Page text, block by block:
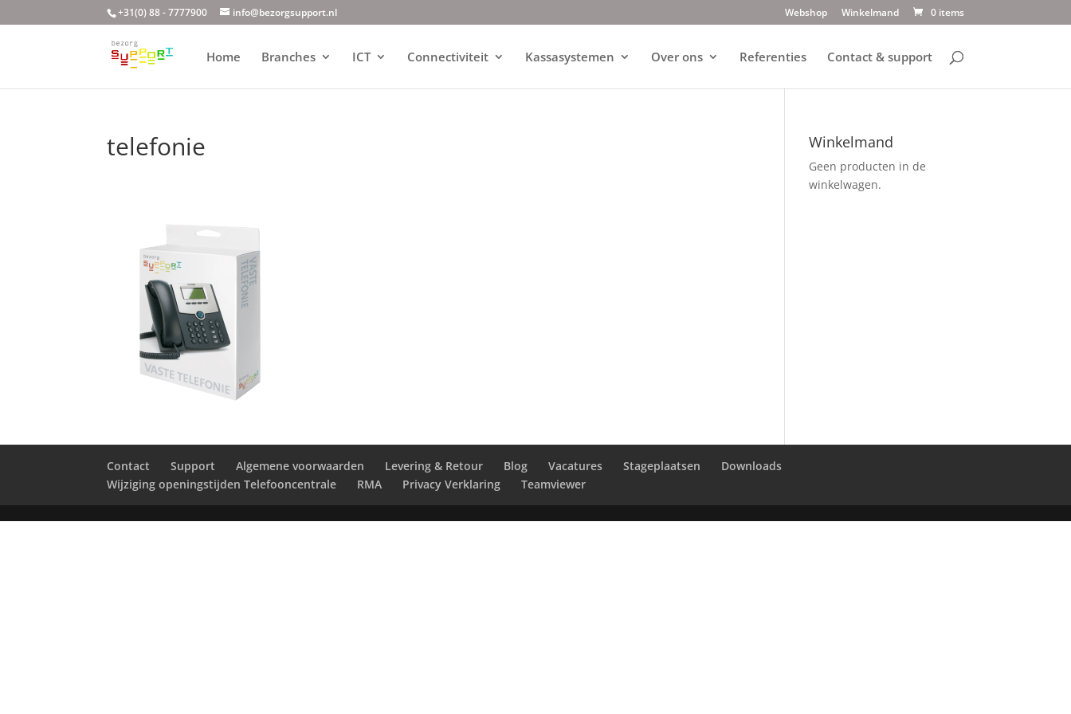
+31(0) 88 - 7777900 info@bezorgsupport.nl Webshop Winkelmand 0 items
Home Branches ICT Connectiviteit Kassasystemen Over ons Referenties Contact & support
telefonie Winkelmand
Geen producten in de
winkelwagen.
Contact Support Algemene voorwaarden Levering & Retour Blog Vacatures Stageplaatsen
Downloads
Wijziging openingstijden Telefooncentrale
RMA Privacy Verklaring Teamviewer